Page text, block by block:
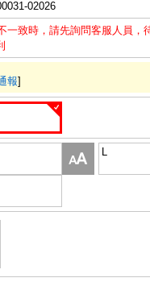
02026
致時，請先詢問客服人員，
報]
L